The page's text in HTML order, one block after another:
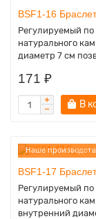
BSF1-16
Регулируемый по
натурального
диаметр 7 см
171 ₽
В
Наше
BSF1-17
Регулируемый по
натурального
внутренний